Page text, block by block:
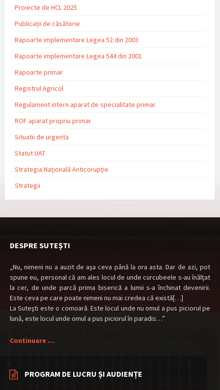
Proiecte de HCL 2025
Publicații de căsătorie
Rapoarte implementare Legea 52 din 2003
Rapoarte implementare Legea 544 din 2001
Rapoarte primar
Registrul Agricol
Regulament intern aparat de specialitate primar
ROF aparat propriu primar
Situatii de urgenta
Statut UAT
Strategia Națională Anticorupție
Strategii
DESPRE SUTEȘTI
„Nu, nimeni nu a auzit de aşa ceva până la ora asta. Dar de azi, pot
spune eu, personal că am ales locul de unde curcubeele s-au înălţat
la cer, de unde parcă prima biserică a lumii s-a închinat devenirii.
Este ceva pe care poate nimeni nu mai credea că există[…]
La Suteşti este o comoară. Este locul unde nu omul a pus piciorul pe
lună, este locul unde omul a pus piciorul în paradis…”
Continuare …
PROGRAM DE LUCRU ȘI AUDIENȚE